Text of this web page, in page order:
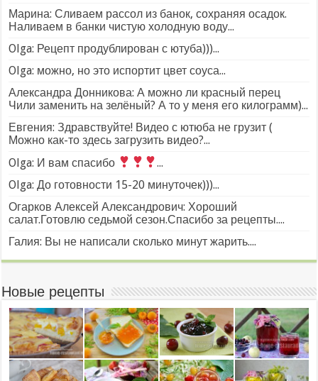
Марина: Сливаем рассол из банок, сохраняя осадок.
Наливаем в банки чистую холодную воду...
Olga: Рецепт продублирован с ютуба)))...
Olga: можно, но это испортит цвет соуса...
Александра Донникова: А можно ли красный перец
Чили заменить на зелёный? А то у меня его килограмм)...
Евгения: Здравствуйте! Видео с ютюба не грузит (
Можно как-то здесь загрузить видео?...
Olga: И вам спасибо
...
Olga: До готовности 15-20 минуточек)))...
Огарков Алексей Александрович: Хороший
салат.Готовлю седьмой сезон.Спасибо за рецепты....
Галия: Вы не написали сколько минут жарить....
Новые рецепты